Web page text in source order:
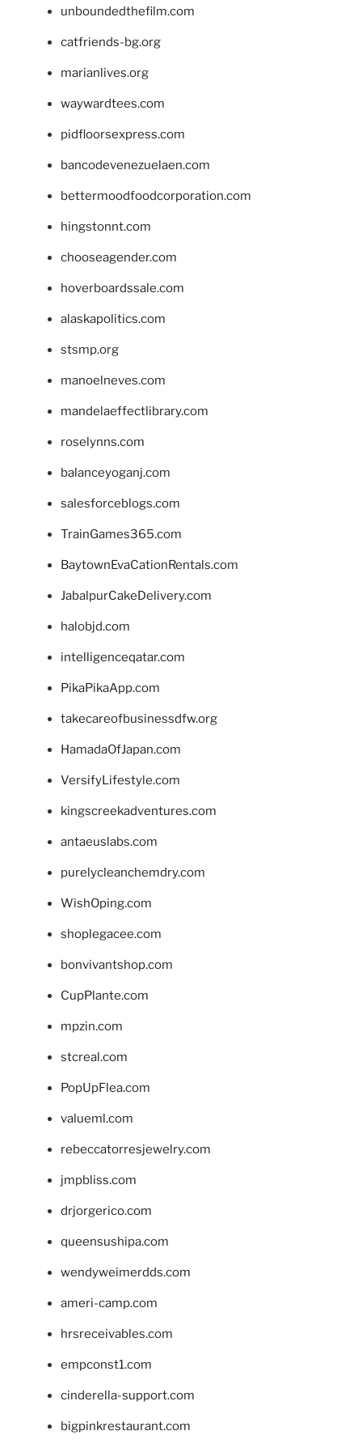
unboundedthefilm.com
catfriends-bg.org
marianlives.org
waywardtees.com
pidfloorsexpress.com
bancodevenezuelaen.com
bettermoodfoodcorporation.com
hingstonnt.com
chooseagender.com
hoverboardssale.com
alaskapolitics.com
stsmp.org
manoelneves.com
mandelaeffectlibrary.com
roselynns.com
balanceyoganj.com
salesforceblogs.com
TrainGames365.com
BaytownEvaCationRentals.com
JabalpurCakeDelivery.com
halobjd.com
intelligenceqatar.com
PikaPikaApp.com
takecareofbusinessdfw.org
HamadaOfJapan.com
VersifyLifestyle.com
kingscreekadventures.com
antaeuslabs.com
purelycleanchemdry.com
WishOping.com
shoplegacee.com
bonvivantshop.com
CupPlante.com
mpzin.com
stcreal.com
PopUpFlea.com
valueml.com
rebeccatorresjewelry.com
jmpbliss.com
drjorgerico.com
queensushipa.com
wendyweimerdds.com
ameri-camp.com
hrsreceivables.com
empconst1.com
cinderella-support.com
bigpinkrestaurant.com